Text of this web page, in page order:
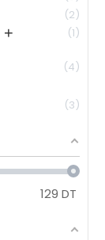
2
+ 1
4
3
129 DT